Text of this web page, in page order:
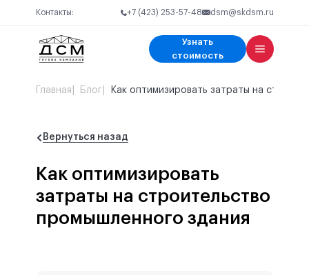
Контакты: +7 (423) 253-57-48 dsm@skdsm.ru
Узнать
стоимость
Узнать стоимость
Телефон
Получить консультацию
Я соглашаюсь сполитикой конфиденциальности
Главная Блог Как оптимизировать затраты на
Вернуться назад
Как оптимизировать
затраты на строительство
промышленного здания